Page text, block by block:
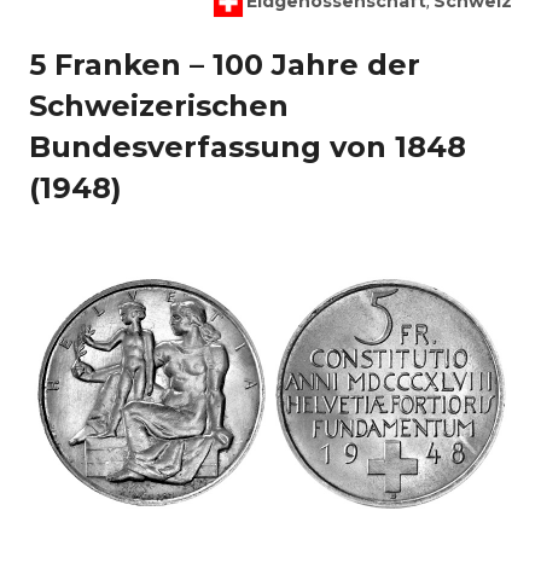
5 Franken – 100 Jahre der
Schweizerischen
Bundesverfassung von 1848
(1948)